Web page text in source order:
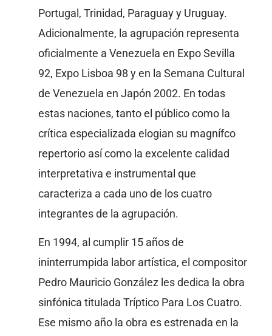
Portugal, Trinidad, Paraguay y Uruguay.
Adicionalmente, la agrupación representa
oficialmente a Venezuela en Expo Sevilla
92, Expo Lisboa 98 y en la Semana Cultural
de Venezuela en Japón 2002. En todas
estas naciones, tanto el público como la
crítica especializada elogian su magnífco
repertorio así como la excelente calidad
interpretativa e instrumental que
caracteriza a cada uno de los cuatro
integrantes de la agrupación.
En 1994, al cumplir 15 años de
ininterrumpida labor artística, el compositor
Pedro Mauricio González les dedica la obra
sinfónica titulada Tríptico Para Los Cuatro.
Ese mismo año la obra es estrenada en la